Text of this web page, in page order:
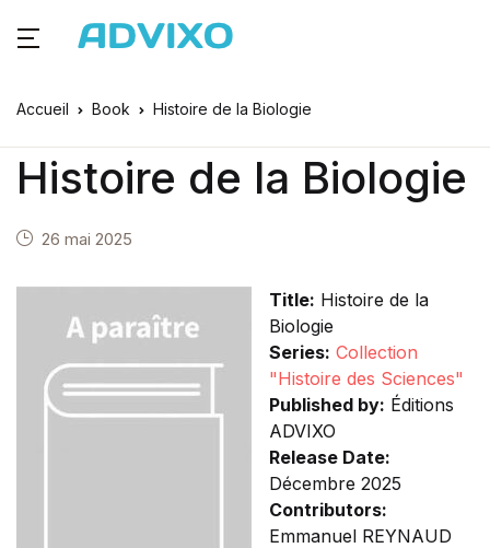
Accueil Book Histoire de la Biologie
Histoire de la Biologie
26 mai 2025
Title: Histoire de la
Biologie
Series: Collection
"Histoire des Sciences"
Published by: Éditions
ADVIXO
Release Date:
Décembre 2025
Contributors:
Emmanuel REYNAUD